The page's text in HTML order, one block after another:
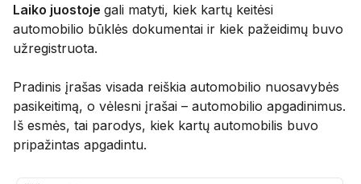
Laiko juostoje gali matyti, kiek kartų keitėsi
automobilio būklės dokumentai ir kiek pažeidimų buvo
užregistruota.
Pradinis įrašas visada reiškia automobilio nuosavybės
pasikeitimą, o vėlesni įrašai – automobilio apgadinimus.
Iš esmės, tai parodys, kiek kartų automobilis buvo
pripažintas apgadintu.